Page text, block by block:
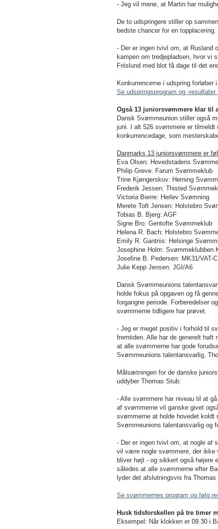
- Jeg vil mene, at Martin har
De to udspringere stiller op
bedste chancer for en topplacering.
- Der er ingen tvivl om, at Rusland
kampen om tredjepladsen, hvor vi
Friislund med blot få dage til det
Konkurrencerne i udspring forløber
Se udspringsprogram og -
Også 13 juniorsvømmere klar til
Dansk Svømmeunion stiller også
juni. I alt 526 svømmere er
konkurrencedage, som
Danmarks 13 juniorsvømmere er
Eva Olsen: Hovedstadens
Philip Greve: Farum Svømmeklub
Trine Kjøngerskov: Herning
Frederik Jessen: Thisted
Victoria Bierre: Herlev Svømning
Merete Toft Jensen: Holstebro
Tobias B. Bjerg: AGF
Signe Bro: Gentofte Svømmeklub
Helena R. Bach: Holstebro
Emily R. Gantriis: Helsinge
Josephine Holm: Svømmeklubben
Josefine B. Pedersen: MK31/VAT-
Julie Kepp Jensen: JGI/A6
Dansk Svømmeunions
holde fokus på opgaven og få
forgangne periode. Forberedelser
svømmerne tidligere har prøvet.
- Jeg er meget positiv i forhold til
fremtiden. Alle har de generelt haft
at alle svømmerne har gode
Svømmeunions talentansvarlig,
Målsætningen for de danske
uddyber Thomas Stub:
- Alle svømmere har niveau til at
af svømmerne vil ganske givet
svømmerne at holde hovedet
Svømmeunions talentansvarlig og
- Der er ingen tvivl om, at nogle af
vil være nogle svømmere, der ikke
bliver højt - og sikkert også
således at alle svømmerne efter
lyder det afslutningsvis fra Thomas
Se svømmernes program og følg
Husk tidsforskellen på tre timer
Eksempel: Når klokken er 09.30 i